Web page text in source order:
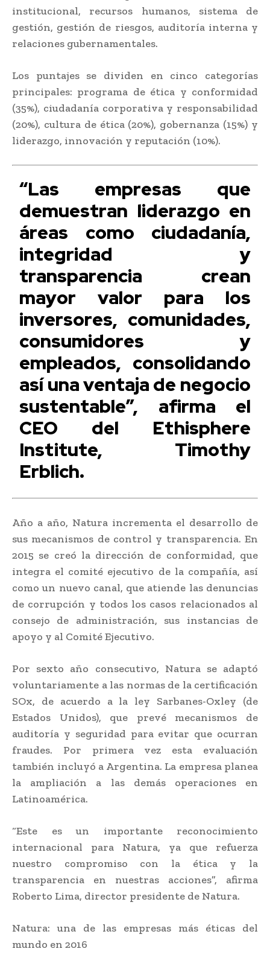
institucional, recursos humanos, sistema de
gestión, gestión de riesgos, auditoría interna y
relaciones gubernamentales.
Los puntajes se dividen en cinco categorías
principales: programa de ética y conformidad
(35%), ciudadanía corporativa y responsabilidad
(20%), cultura de ética (20%), gobernanza (15%) y
liderazgo, innovación y reputación (10%).
“Las empresas que
demuestran liderazgo en
áreas como ciudadanía,
integridad y
transparencia crean
mayor valor para los
inversores, comunidades,
consumidores y
empleados, consolidando
así una ventaja de negocio
sustentable”, afirma el
CEO del Ethisphere
Institute, Timothy
Erblich.
Año a año, Natura incrementa el desarrollo de
sus mecanismos de control y transparencia. En
2015 se creó la dirección de conformidad, que
integra el comité ejecutivo de la compañía, así
como un nuevo canal, que atiende las denuncias
de corrupción y todos los casos relacionados al
consejo de administración, sus instancias de
apoyo y al Comité Ejecutivo.
Por sexto año consecutivo, Natura se adaptó
voluntariamente a las normas de la certificación
SOx, de acuerdo a la ley Sarbanes-Oxley (de
Estados Unidos), que prevé mecanismos de
auditoría y seguridad para evitar que ocurran
fraudes. Por primera vez esta evaluación
también incluyó a Argentina. La empresa planea
la ampliación a las demás operaciones en
Latinoamérica.
“Este es un importante reconocimiento
internacional para Natura, ya que refuerza
nuestro compromiso con la ética y la
transparencia en nuestras acciones”, afirma
Roberto Lima, director presidente de Natura.
Natura: una de las empresas más éticas del
mundo en 2016